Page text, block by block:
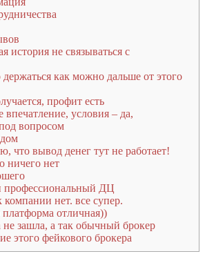
история не связываться с
как можно дальше от этого
профит есть
впечатление, условия – да,
вопросом
что вывод денег тут не работает!
ничего нет
ДЦ
нет. все супер.
отличная))
зашла, а так обычный брокер
этого фейкового брокера